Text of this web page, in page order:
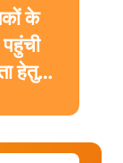
के
हेतु